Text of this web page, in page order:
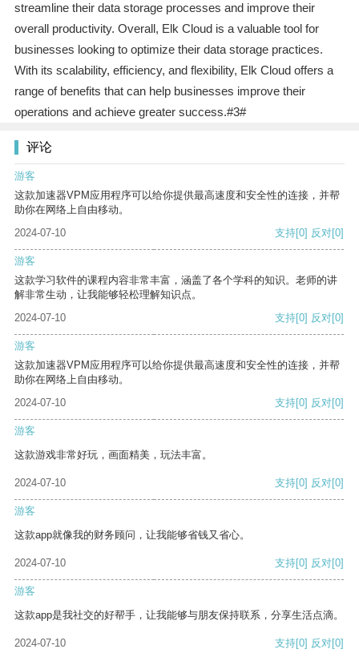
streamline their data storage processes and improve their
overall productivity. Overall, Elk Cloud is a valuable tool for
businesses looking to optimize their data storage practices.
With its scalability, efficiency, and flexibility, Elk Cloud offers a
range of benefits that can help businesses improve their
operations and achieve greater success.#3#
评论
游客
这款加速器VPM应用程序可以给你提供最高速度和安全性的连接，并帮
助你在网络上自由移动。
2024-07-10
支持[0] 反对[0]
游客
这款学习软件的课程内容非常丰富，涵盖了各个学科的知识。老师的讲
解非常生动，让我能够轻松理解知识点。
2024-07-10
支持[0] 反对[0]
游客
这款加速器VPM应用程序可以给你提供最高速度和安全性的连接，并帮
助你在网络上自由移动。
2024-07-10
支持[0] 反对[0]
游客
这款游戏非常好玩，画面精美，玩法丰富。
2024-07-10 支持[0] 反对[0]
游客
这款app就像我的财务顾问，让我能够省钱又省心。
2024-07-10 支持[0] 反对[0]
游客
这款app是我社交的好帮手，让我能够与朋友保持联系，分享生活点滴。
2024-07-10 支持[0] 反对[0]